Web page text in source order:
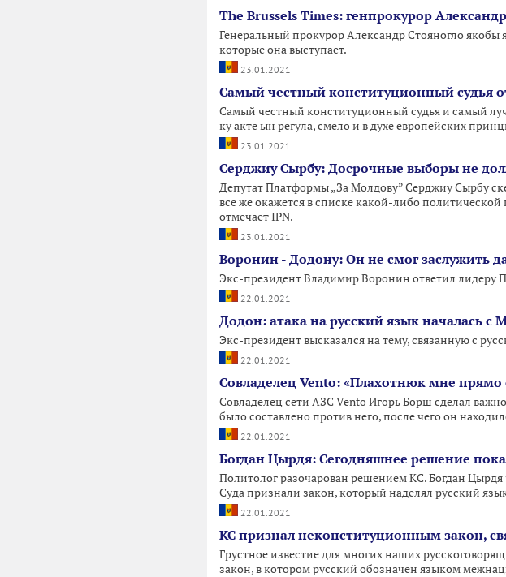
The Brussels Times: генпрокурор
Генеральный прокурор Александр Стояногло
которые она выступает.
23.01.2021
Самый честный конституционный судья
Самый честный конституционный судья и самый
ку акте ын регула, смело и в духе европейских
23.01.2021
Серджиу Сырбу: Досрочные выборы не
Депутат Платформы „За Молдову” Серджиу Сырбу
все же окажется в списке какой-либо
отмечает IPN.
23.01.2021
Воронин - Додону: Он не смог заслужить
Экс-президент Владимир Воронин ответил лидеру
22.01.2021
Додон: атака на русский язык началась с
Экс-президент высказался на тему, связанную с
22.01.2021
Совладелец Vento: «Плахотнюк мне
Совладелец сети АЗС Vento Игорь Борш сделал
было составлено против него, после чего он
22.01.2021
Богдан Цырдя: Сегодняшнее решение
Политолог разочарован решением КС. Богдан
Суда признали закон, который наделял русский
22.01.2021
КС признал неконституционным закон,
Грустное известие для многих наших
закон, в котором русский обозначен языком